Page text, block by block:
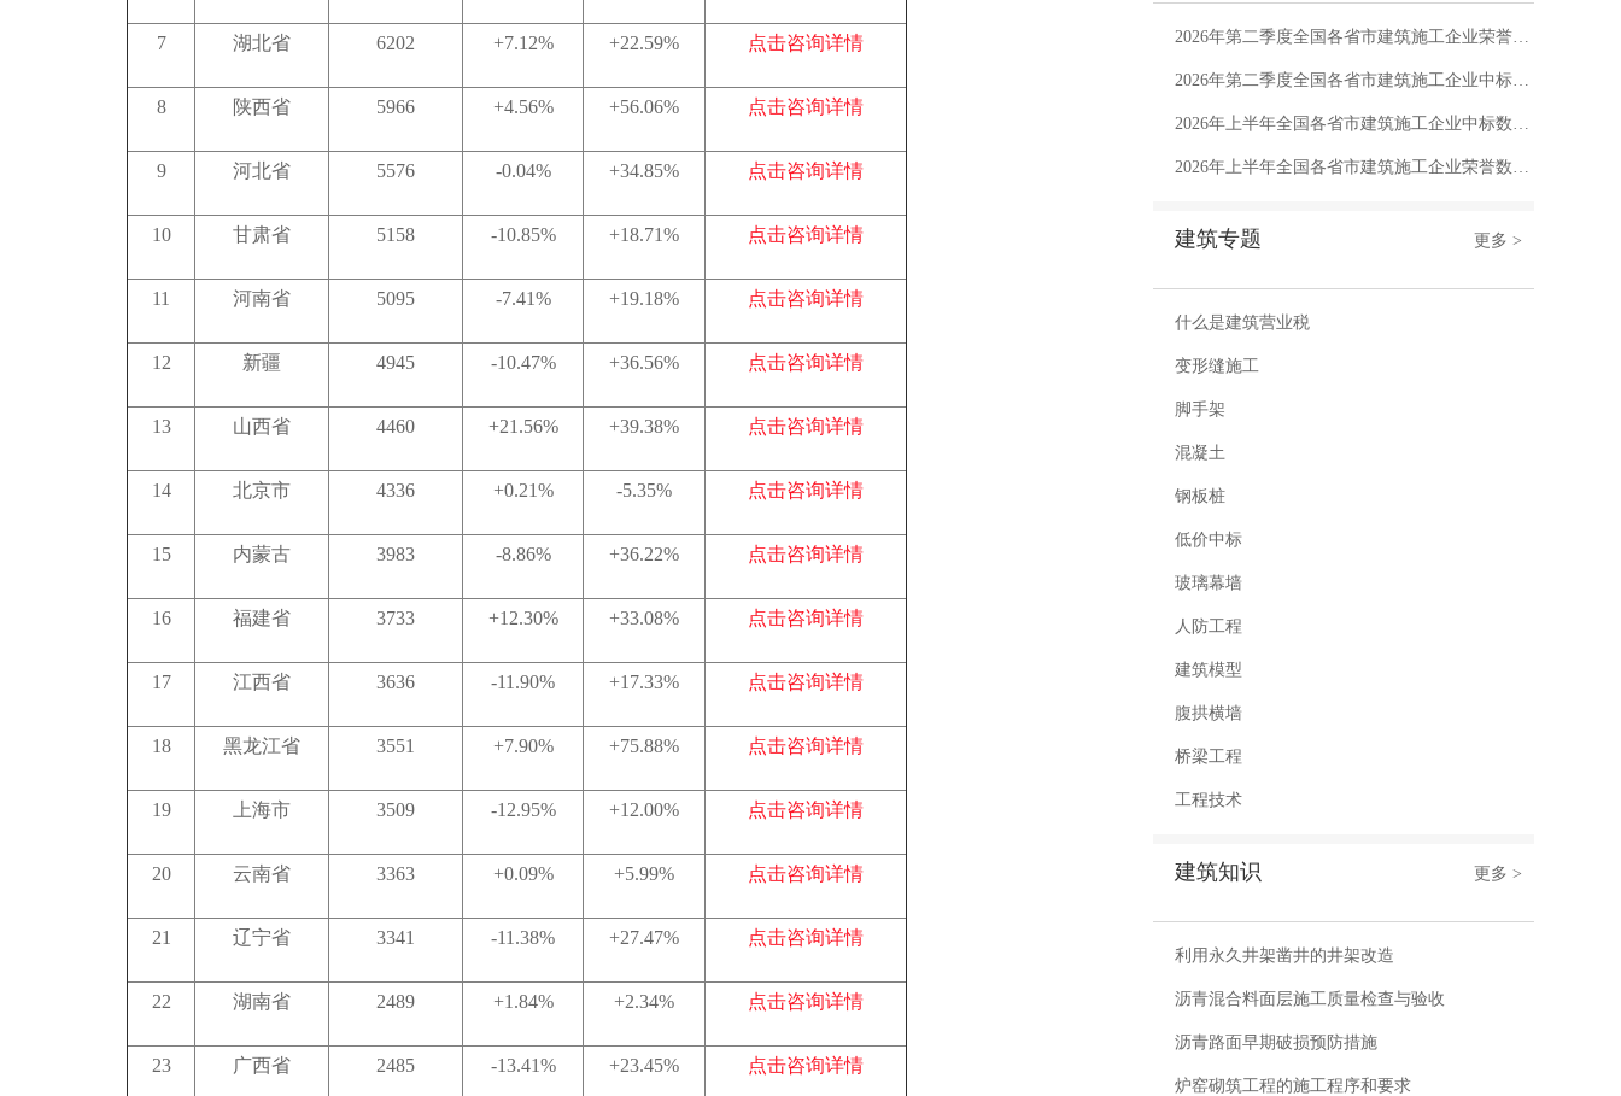
7 湖北省 6202 +7.12% +22.59% 点击咨询详情
8 陕西省 5966 +4.56% +56.06% 点击咨询详情
9 河北省 5576 -0.04% +34.85% 点击咨询详情
10 甘肃省 5158 -10.85% +18.71% 点击咨询详情
11 河南省 5095 -7.41% +19.18% 点击咨询详情
12 新疆 4945 -10.47% +36.56% 点击咨询详情
13 山西省 4460 +21.56% +39.38% 点击咨询详情
14 北京市 4336 +0.21% -5.35% 点击咨询详情
15 内蒙古 3983 -8.86% +36.22% 点击咨询详情
16 福建省 3733 +12.30% +33.08% 点击咨询详情
17 江西省 3636 -11.90% +17.33% 点击咨询详情
18 黑龙江省 3551 +7.90% +75.88% 点击咨询详情
19 上海市 3509 -12.95% +12.00% 点击咨询详情
20 云南省 3363 +0.09% +5.99% 点击咨询详情
21 辽宁省 3341 -11.38% +27.47% 点击咨询详情
22 湖南省 2489 +1.84% +2.34% 点击咨询详情
23 广西省 2485 -13.41% +23.45% 点击咨询详情
2026年第二季度全国各省市建筑施工企业荣誉数量排行榜
2026年第二季度全国各省市建筑施工企业中标数量排行榜
2026年上半年全国各省市建筑施工企业中标数量排行榜
2026年上半年全国各省市建筑施工企业荣誉数量排行榜
建筑专题 更多 >
什么是建筑营业税
变形缝施工
脚手架
混凝土
钢板桩
低价中标
玻璃幕墙
人防工程
建筑模型
腹拱横墙
桥梁工程
工程技术
建筑知识 更多 >
利用永久井架凿井的井架改造
沥青混合料面层施工质量检查与验收
沥青路面早期破损预防措施
炉窑砌筑工程的施工程序和要求